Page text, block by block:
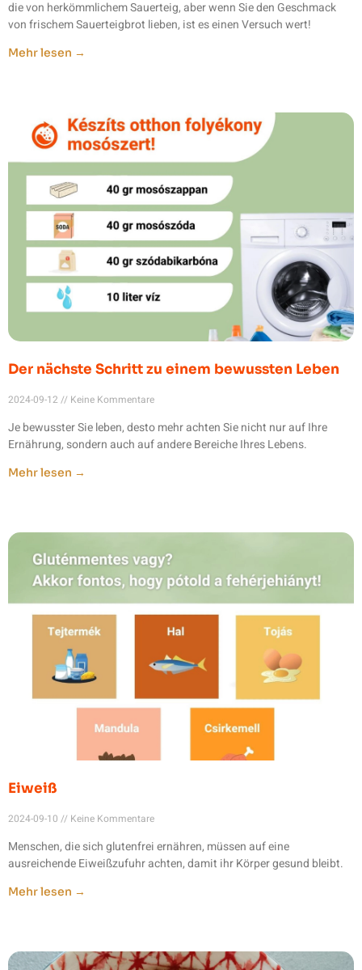
die von herkömmlichem Sauerteig, aber wenn Sie den Geschmack
von frischem Sauerteigbrot lieben, ist es einen Versuch wert!
Mehr lesen →
Der nächste Schritt zu einem bewussten Leben
2024-09-12 Keine Kommentare
Je bewusster Sie leben, desto mehr achten Sie nicht nur auf Ihre
Ernährung, sondern auch auf andere Bereiche Ihres Lebens.
Mehr lesen →
Eiweiß
2024-09-10 Keine Kommentare
Menschen, die sich glutenfrei ernähren, müssen auf eine
ausreichende Eiweißzufuhr achten, damit ihr Körper gesund bleibt.
Mehr lesen →